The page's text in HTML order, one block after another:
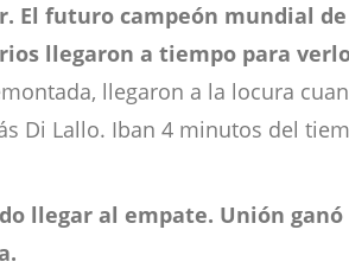
El futuro campeón mundial
llegaron a tiempo para
llegaron a la locura
Di Lallo. Iban 4 minutos del
llegar al empate. Unión